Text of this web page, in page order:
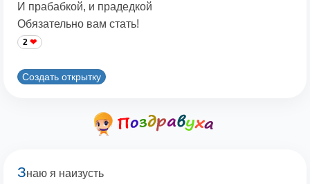
И прабабкой, и прадедкой
Обязательно вам стать!
2
Создать открытку
Знаю я наизусть